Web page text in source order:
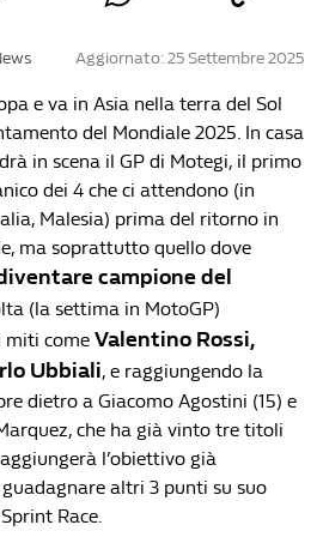
Aggiornato: 25 Settembre 2025
e va in Asia nella terra del Sol
del Mondiale 2025. In casa
in scena il GP di Motegi, il primo
dei 4 che ci attendono (in
Malesia) prima del ritorno in
ma soprattutto quello dove
campione del
(la settima in MotoGP)
miti come Valentino Rossi,
Ubbiali, e raggiungendo la
dietro a Giacomo Agostini (15) e
che ha già vinto tre titoli
l’obiettivo già
altri 3 punti su suo
Race.